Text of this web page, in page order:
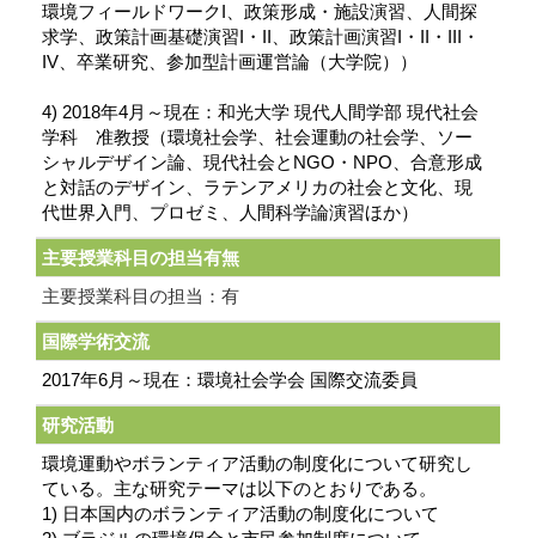
環境フィールドワークI、政策形成・施設演習、人間探
求学、政策計画基礎演習I・II、政策計画演習I・II・III・
IV、卒業研究、参加型計画運営論（大学院））
4) 2018年4月～現在：和光大学 現代人間学部 現代社会
学科 准教授（環境社会学、社会運動の社会学、ソー
シャルデザイン論、現代社会とNGO・NPO、合意形成
と対話のデザイン、ラテンアメリカの社会と文化、現
代世界入門、プロゼミ、人間科学論演習ほか）
主要授業科目の担当有無
主要授業科目の担当：有
国際学術交流
2017年6月～現在：環境社会学会 国際交流委員
研究活動
環境運動やボランティア活動の制度化について研究し
ている。主な研究テーマは以下のとおりである。
1) 日本国内のボランティア活動の制度化について